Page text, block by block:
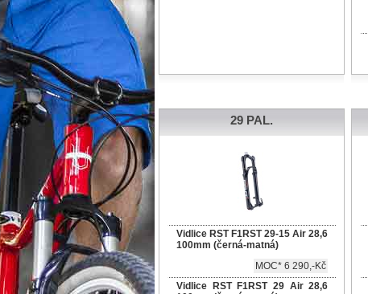
29 PAL.
Vidlice RST F1RST 29-15 Air 28,6
100mm (černá-matná)
MOC* 6 290,-Kč
Vidlice RST F1RST 29 Air 28,6